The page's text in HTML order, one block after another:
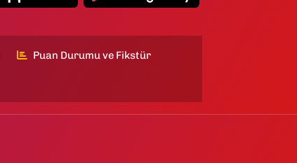
Puan Durumu ve Fikstür